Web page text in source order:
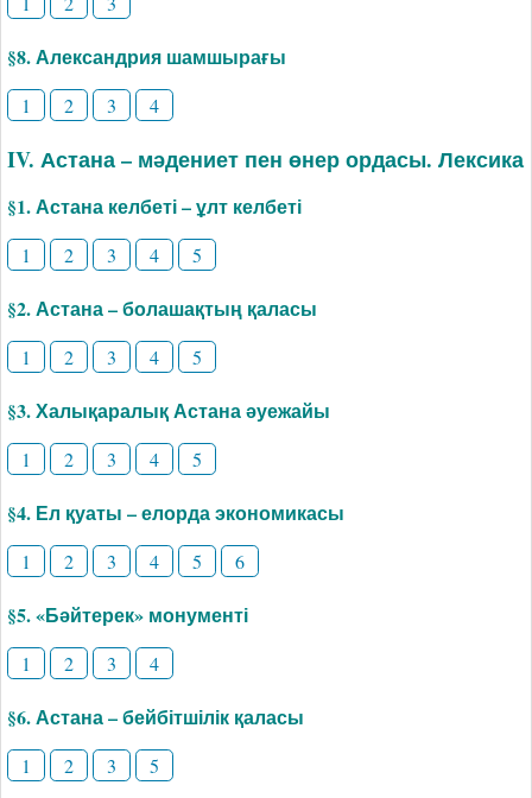
§8. Александрия шамшырағы
1 2 3 4
IV. Астана – мәдениет пен өнер ордасы. Лексика
§1. Астана келбеті – ұлт келбеті
1 2 3 4 5
§2. Астана – болашақтың қаласы
1 2 3 4 5
§3. Халықаралық Астана әуежайы
1 2 3 4 5
§4. Ел қуаты – елорда экономикасы
1 2 3 4 5 6
§5. «Бәйтерек» монументі
1 2 3 4
§6. Астана – бейбітшілік қаласы
1 2 3 5